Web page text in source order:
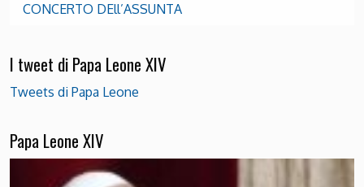
CONCERTO DEll’ASSUNTA
I tweet di Papa Leone XIV
Tweets di Papa Leone
Papa Leone XIV